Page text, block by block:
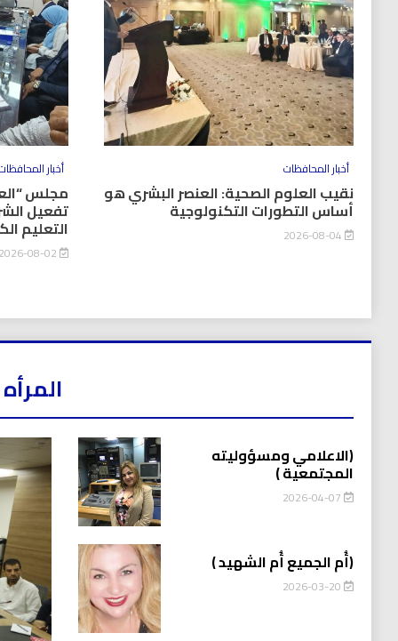
أخبار المحافظات
نقيب العلوم الصحية: العنصر البشري هو
أساس التطورات التكنولوجية
أخبار
مجلس
تفعيل
التعليم
(الاعلامي ومسؤوليته
المجتمعية )
2026-04-07
(أُم الجميع أُم الشهيد )
2026-03-20